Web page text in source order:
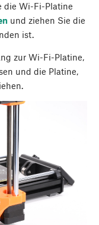
die Wi-Fi-Platine
und ziehen Sie die
ist.
zur Wi-Fi-Platine,
und die Platine,